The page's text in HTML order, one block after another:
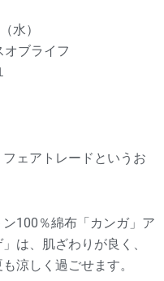
水）
ブライフ
ェアトレードというお
100％綿布「カンガ」ア
は、肌ざわりが良く、
涼しく過ごせます。